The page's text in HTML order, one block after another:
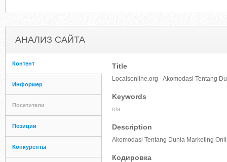
АНАЛИЗ САЙТА
Контент
Информер
Посетители
Позиции
Конкуренты
Title
Localsonline.org - Akomodasi Tentang
Keywords
n/a
Description
Akomodasi Tentang Dunia Marketing
Кодировка